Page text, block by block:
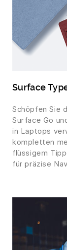
Surface
Schöpfen Sie
Surface Go
in Laptops
kompletten
flüssigem
für präzise